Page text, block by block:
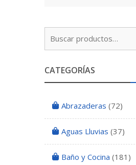
CATEGORÍAS
Abrazaderas (72)
Aguas Lluvias (37)
Baño y Cocina (181)